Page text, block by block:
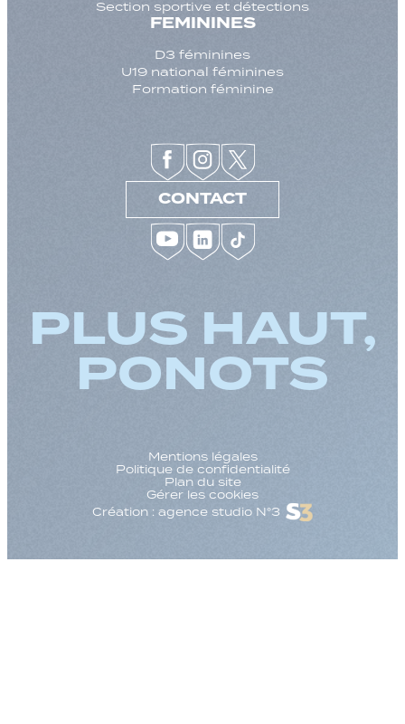
Section sportive et détections
FEMININES
D3 féminines
U19 national féminines
Formation féminine
CONTACT
PLUS HAUT,
PONOTS
Mentions légales
Politique de confidentialité
Plan du site
Gérer les cookies
Création : agence studio N°3